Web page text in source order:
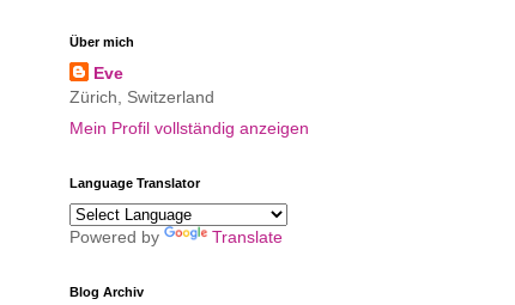
Über mich
Eve
Zürich, Switzerland
Mein Profil vollständig anzeigen
Language Translator
Powered by Translate
Blog Archiv